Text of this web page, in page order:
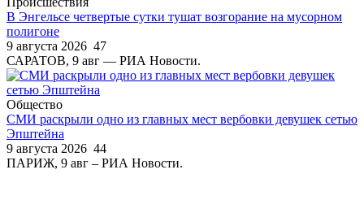
В Энгельсе четвертые сутки тушат возгорание на мусорном
полигоне
9 августа 2026 47
САРАТОВ, 9 авг — РИА Новости.
Общество
СМИ раскрыли одно из главных мест вербовки девушек сетью
Эпштейна
9 августа 2026 44
ПАРИЖ, 9 авг – РИА Новости.